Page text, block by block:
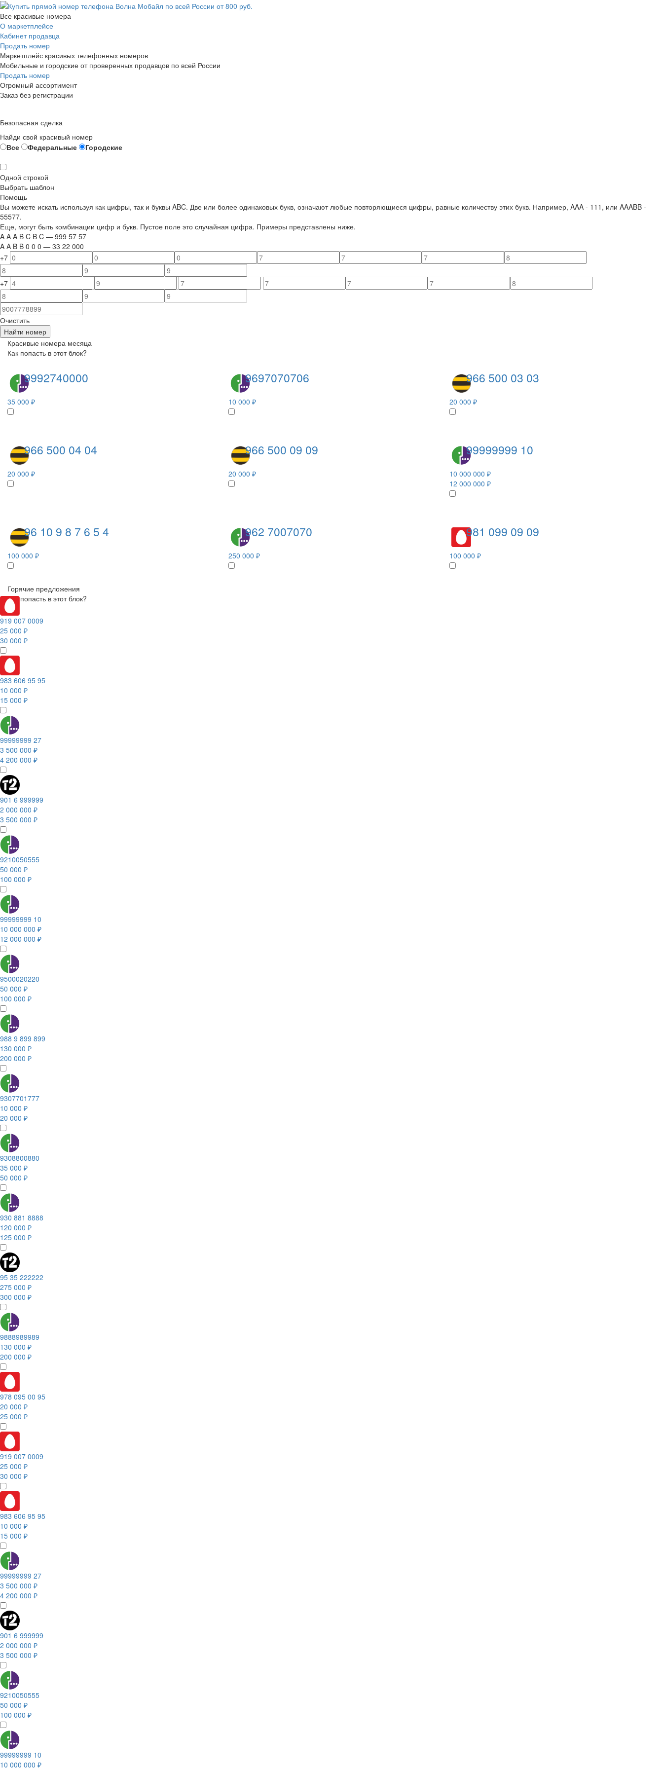
Все красивые номера
О маркетплейсе
Кабинет продавца
Продать номер
Маркетплейс красивых телефонных номеров
Мобильные и городские от проверенных продавцов по всей России
Продать номер
Огромный ассортимент
Заказ без регистрации
Безопасная сделка
Найди свой красивый номер
Все
Федеральные Городские
Одной строкой
Выбрать шаблон
Помощь
Вы можете искать используя как цифры, так и буквы ABC. Две или более одинаковых букв, означают любые повторяющиеся цифры, равные количеству этих букв. Например, AAA - 111 , или AAABB -
55577.
Еще, могут быть комбинации цифр и букв. Пустое поле это случайная цифра. Примеры представлены ниже.
A A A B C B C — 999 57 57
A A B B 0 0 0 — 33 22 000
+7
+7
Очистить
Найти номер
Красивые номера месяца
Как попасть в этот блок?
9992740000
35 000 ₽
9697070706
10 000 ₽
966 500 03 03
20 000 ₽
966 500 04 04
20 000 ₽
966 500 09 09
20 000 ₽
99999999 10
10 000 000 ₽
12 000 000 ₽
96 10 9 8 7 6 5 4
100 000 ₽
962 7007070
250 000 ₽
981 099 09 09
100 000 ₽
Горячие предложения
Как попасть в этот блок?
919 007 0009
25 000 ₽
30 000 ₽
983 606 95 95
10 000 ₽
15 000 ₽
99999999 27
3 500 000 ₽
4 200 000 ₽
901 6 999999
2 000 000 ₽
3 500 000 ₽
9210050555
50 000 ₽
100 000 ₽
99999999 10
10 000 000 ₽
12 000 000 ₽
9500020220
50 000 ₽
100 000 ₽
988 9 899 899
130 000 ₽
200 000 ₽
9307701777
10 000 ₽
20 000 ₽
9308800880
35 000 ₽
50 000 ₽
930 881 8888
120 000 ₽
125 000 ₽
95 35 222222
275 000 ₽
300 000 ₽
9888989989
130 000 ₽
200 000 ₽
978 095 00 95
20 000 ₽
25 000 ₽
919 007 0009
25 000 ₽
30 000 ₽
983 606 95 95
10 000 ₽
15 000 ₽
99999999 27
3 500 000 ₽
4 200 000 ₽
901 6 999999
2 000 000 ₽
3 500 000 ₽
9210050555
50 000 ₽
100 000 ₽
99999999 10
10 000 000 ₽